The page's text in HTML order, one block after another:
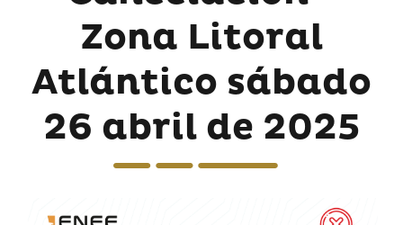
Zona Litoral
Atlántico sábado
26 abril de 2025